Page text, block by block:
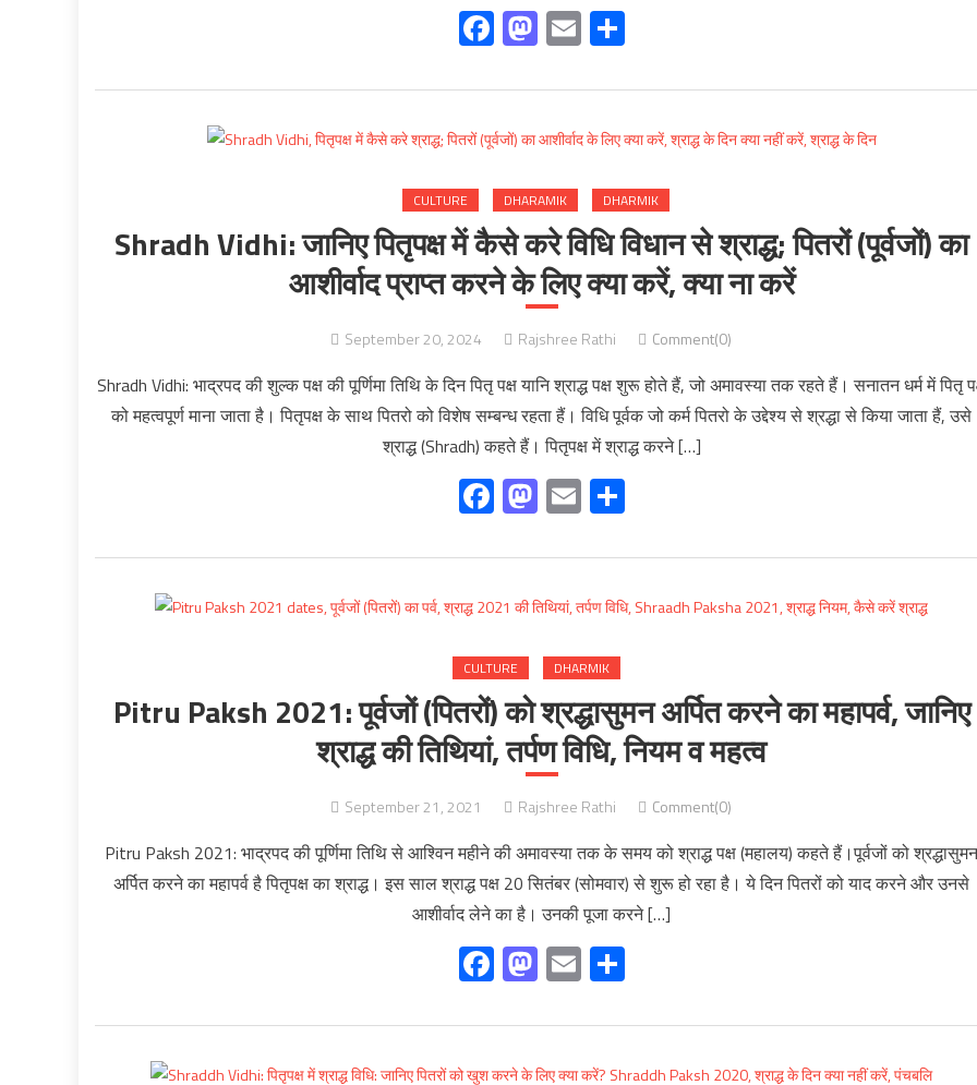
Facebook
Mastodon
EmailShare
CULTURE DHARAMIK DHARMIK
Shradh Vidhi: जानिए पितृपक्ष में कैसे करे विधि विधान से श्राद्ध; पितरों (पूर्वजों) का
आशीर्वाद प्राप्त करने के लिए क्या करें, क्या ना करें
September 20, 2024 Rajshree Rathi Comment(0)
Shradh Vidhi: भाद्रपद की शुल्क पक्ष की पूर्णिमा तिथि के दिन पितृ पक्ष यानि श्राद्ध पक्ष शुरू होते हैं, जो अमावस्या तक रहते हैं। सनातन धर्म में पितृ
को महत्वपूर्ण माना जाता है। पितृपक्ष के साथ पितरो को विशेष सम्बन्ध रहता हैं। विधि पूर्वक जो कर्म पितरो के उद्देश्य से श्रद्धा से किया जाता हैं, उसे
श्राद्ध (Shradh) कहते हैं। पितृपक्ष में श्राद्ध करने […]
Facebook
Mastodon
EmailShare
CULTURE DHARMIK
Pitru Paksh 2021: पूर्वजों (पितरों) को श्रद्धासुमन अर्पित करने का महापर्व, जानिए
श्राद्ध की तिथियां, तर्पण विधि, नियम व महत्व
September 21, 2021 Rajshree Rathi Comment(0)
Pitru Paksh 2021: भाद्रपद की पूर्णिमा तिथि से आश्विन महीने की अमावस्या तक के समय को श्राद्ध पक्ष (महालय) कहते हैं।पूर्वजों को श्रद्धासुमन
अर्पित करने का महापर्व है पितृपक्ष का श्राद्ध। इस साल श्राद्ध पक्ष 20 सितंबर (सोमवार) से शुरू हो रहा है। ये दिन पितरों को याद करने और उनसे
आशीर्वाद लेने का है। उनकी पूजा करने […]
Facebook
Mastodon
EmailShare